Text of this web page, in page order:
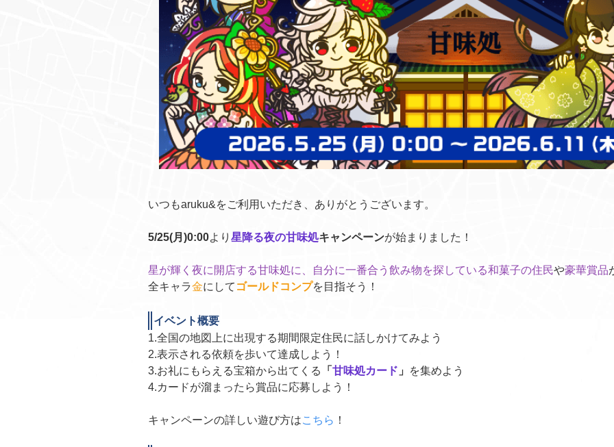
いつもaruku&をご利用いただき、ありがとうございます。
5/25(月)0:00より 星降る夜の甘味処キャンペーンが始まりました！
星が輝く夜に開店する甘味処に、自分に一番合う飲み物を探している和菓子の住民や豪華賞品
全キャラ金にして ゴールドコンプを目指そう！
イベント概要
1.全国の地図上に出現する期間限定住民に話しかけてみよう
2.表示される依頼を歩いて達成しよう！
3.お礼にもらえる宝箱から出てくる
「 甘味処カード 」
を集めよう
4.カードが溜まったら賞品に応募しよう！
キャンペーンの詳しい遊び方はこちら ！